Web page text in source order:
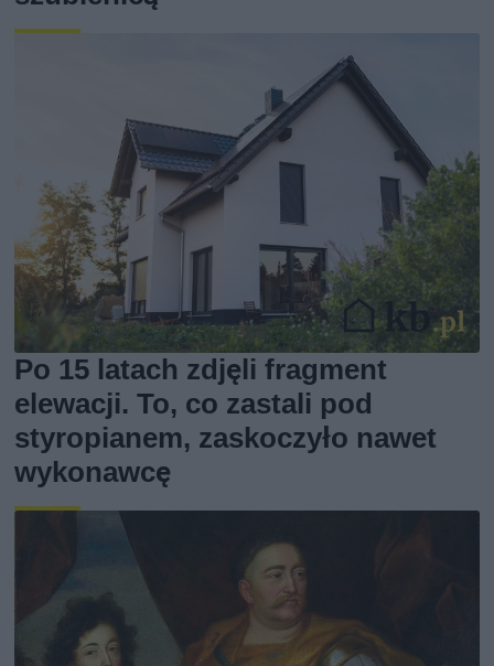
Po 15 latach zdjęli fragment
elewacji. To, co zastali pod
styropianem, zaskoczyło nawet
wykonawcę